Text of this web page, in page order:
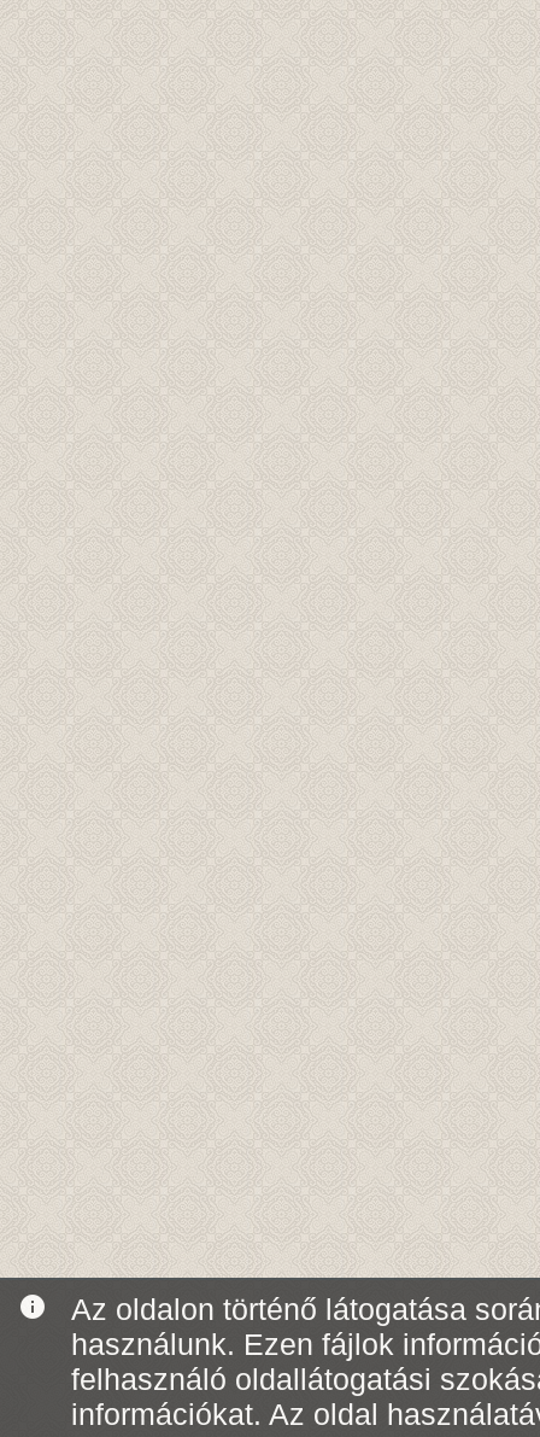
info
Az oldalon történő látogatása
használunk. Ezen fájlok
felhasználó oldallátogatási
információkat. Az oldal